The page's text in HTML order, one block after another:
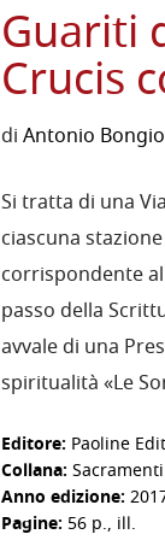
Guariti
Crucis
diAntonio
Si tratta di una
ciascuna
corrispondente
passo della
avvale di una
spiritualità «Le
Editore: Paoline
Collana:
Anno edizione:
Pagine: 56 p., ill.